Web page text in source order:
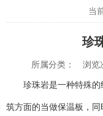
当
珍
所属分类： 浏览
珍珠岩是一种特殊
筑方面的当做保温板，